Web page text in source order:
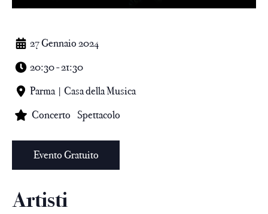
27 Gennaio 2024
20:30 - 21:30
Parma | Casa della Musica
Concerto Spettacolo
Evento Gratuito
Artisti